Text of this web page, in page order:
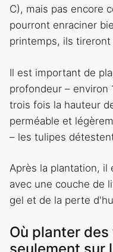
C), mais pas encore
pourront enraciner
printemps, ils
Il est important de
profondeur – environ
trois fois la hauteur
perméable et
– les tulipes
Après la plantation, il
avec une couche de
gel et de la perte
Où planter